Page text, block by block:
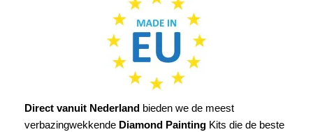
Direct vanuit Nederland bieden we de meest
verbazingwekkende Diamond Painting Kits die de beste